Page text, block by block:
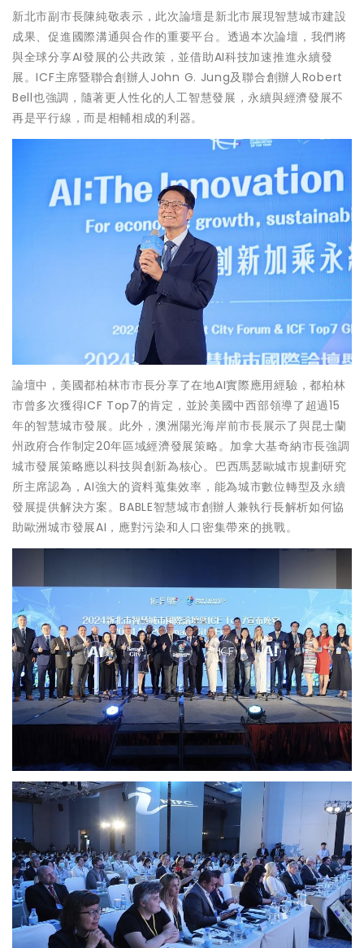
新北市副市長陳純敬表示，此次論壇是新北市展現智慧城市建設
成果、促進國際溝通與合作的重要平台。透過本次論壇，我們將
與全球分享AI發展的公共政策，並借助AI科技加速推進永續發
展。ICF主席暨聯合創辦人John G. Jung及聯合創辦人Robert
Bell也強調，隨著更人性化的人工智慧發展，永續與經濟發展不
再是平行線，而是相輔相成的利器。
論壇中，美國都柏林市市長分享了在地AI實際應用經驗，都柏林
市曾多次獲得ICF Top7的肯定，並於美國中西部領導了超過15
年的智慧城市發展。此外，澳洲陽光海岸前市長展示了與昆士蘭
州政府合作制定20年區域經濟發展策略。加拿大基奇納市長強調
城市發展策略應以科技與創新為核心。巴西馬瑟歐城市規劃研究
所主席認為，AI強大的資料蒐集效率，能為城市數位轉型及永續
發展提供解決方案。BABLE智慧城市創辦人兼執行長解析如何協
助歐洲城市發展AI，應對污染和人口密集帶來的挑戰。